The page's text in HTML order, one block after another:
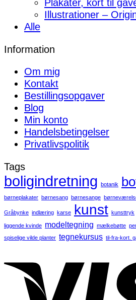
Plakater, kort til
Illustrationer –
Alle
Information
Om mig
Kontakt
Bestillingsopgaver
Blog
Min konto
Handelsbetingelser
Privatlivspolitik
Tags
boligindretning botanik
børneplakater børnesang børnesange
Gråbynke indlæring karse kunst kunsttryk
liggende kvinde modeltegning mælkebøtte
spiselige vilde planter tegnekursus til-fra-kort.